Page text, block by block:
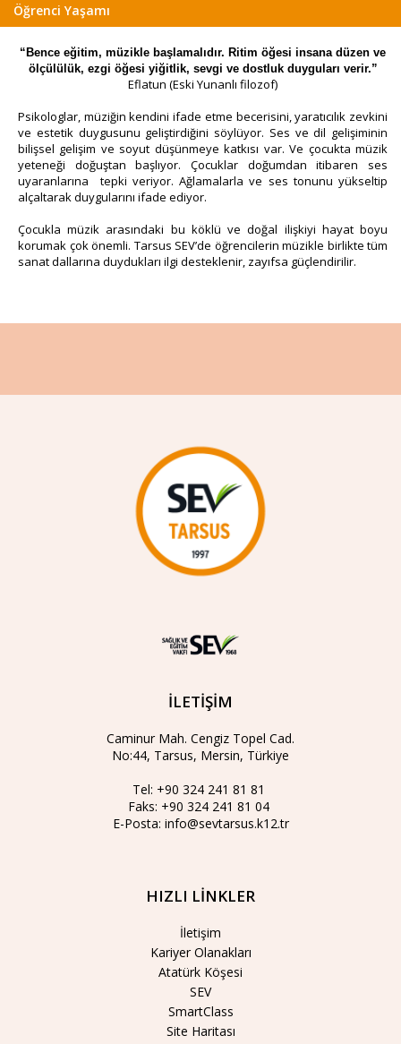
Öğrenci Yaşamı
“Bence eğitim, müzikle başlamalıdır. Ritim öğesi insana düzen ve
ölçülülük, ezgi öğesi yiğitlik, sevgi ve dostluk duyguları verir.”
Eflatun (Eski Yunanlı filozof)
Psikologlar, müziğin kendini ifade etme becerisini, yaratıcılık zevkini
ve estetik duygusunu geliştirdiğini söylüyor. Ses ve dil gelişiminin
bilişsel gelişim ve soyut düşünmeye katkısı var. Ve çocukta müzik
yeteneği doğuştan başlıyor. Çocuklar doğumdan itibaren ses
uyaranlarına tepki veriyor. Ağlamalarla ve ses tonunu yükseltip
alçaltarak duygularını ifade ediyor.
Çocukla müzik arasındaki bu köklü ve doğal ilişkiyi hayat boyu
korumak çok önemli. Tarsus SEV’de öğrencilerin müzikle birlikte tüm
sanat dallarına duydukları ilgi desteklenir, zayıfsa güçlendirilir.
İLETİŞİM
Caminur Mah. Cengiz Topel Cad.
No:44, Tarsus, Mersin, Türkiye
Tel: +90 324 241 81 81
Faks: +90 324 241 81 04
E-Posta: info@sevtarsus.k12.tr
HIZLI LİNKLER
İletişim
Kariyer Olanakları
Atatürk Köşesi
SEV
SmartClass
Site Haritası